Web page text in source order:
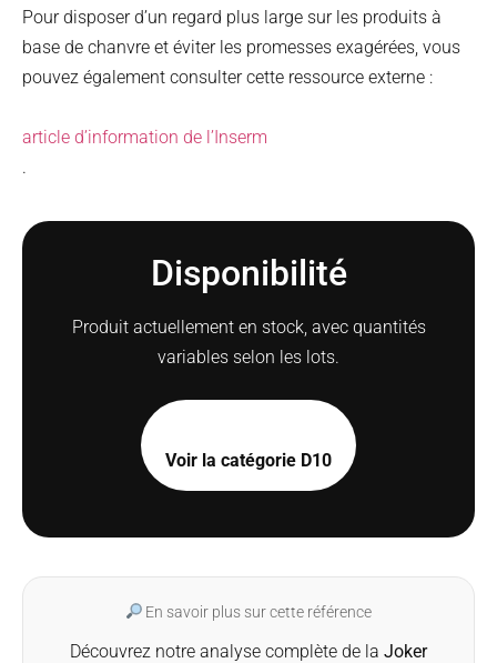
Pour disposer d’un regard plus large sur les produits à
base de chanvre et éviter les promesses exagérées, vous
pouvez également consulter cette ressource externe :
article d’information de l’Inserm
.
Disponibilité
Produit actuellement en stock, avec quantités
variables selon les lots.
Voir la catégorie D10
En savoir plus sur cette référence
Découvrez notre analyse complète de la Joker